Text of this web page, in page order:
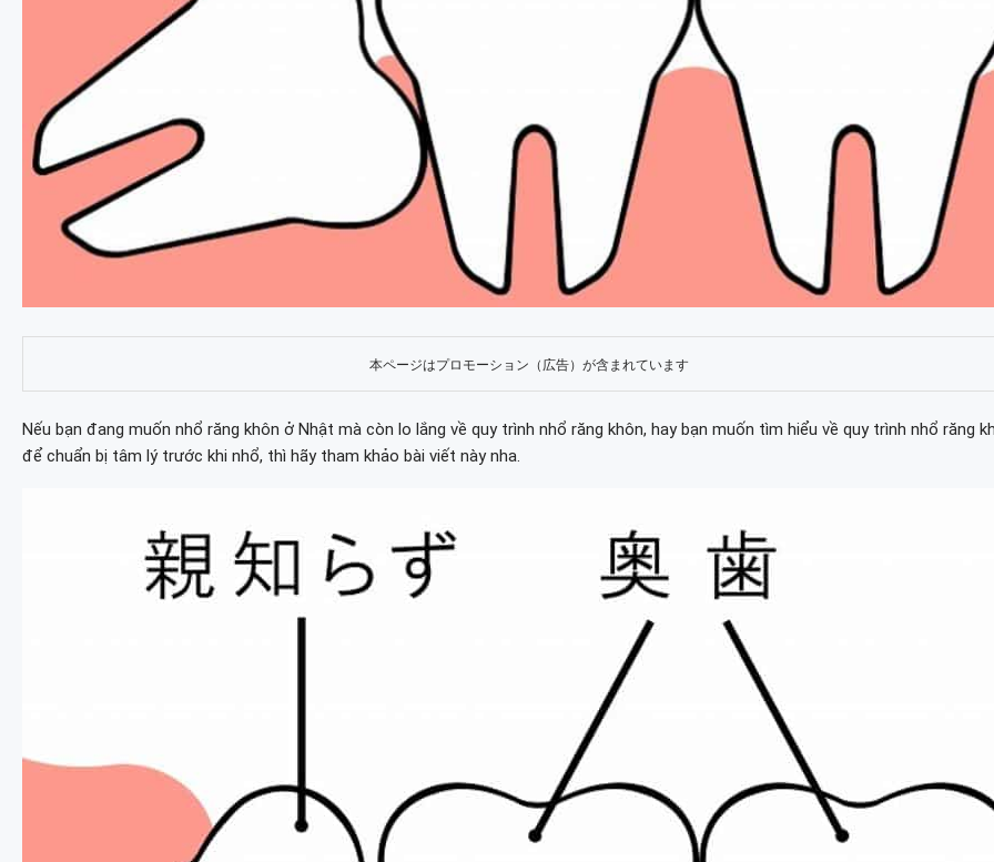
本ページはプロモーション（広告）が含まれています
Nếu bạn đang muốn nhổ răng khôn ở Nhật mà còn lo lắng về quy trình nhổ răng khôn, hay bạn muốn tìm hiểu về quy trình nhổ răng
để chuẩn bị tâm lý trước khi nhổ, thì hãy tham khảo bài viết này nha.